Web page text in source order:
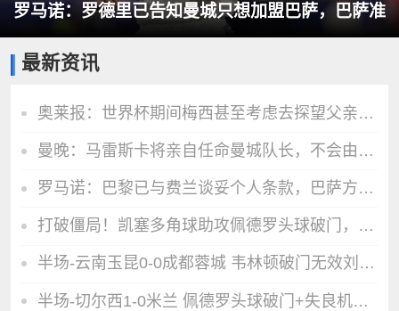
罗马诺：罗德里已告知曼城只想加盟巴萨，巴萨准
最新资讯
奥莱报：世界杯期间梅西甚至考虑去探望父亲 豪尔赫病情始终危重
曼晚：马雷斯卡将亲自任命曼城队长，不会由球员投票选出
罗马诺：巴黎已与费兰谈妥个人条款，巴萨方面不会强行留人
打破僵局！凯塞多角球助攻佩德罗头球破门，切尔西1-0领先米兰
半场-云南玉昆0-0成都蓉城 韦林顿破门无效刘殿座屡献精彩扑救
半场-切尔西1-0米兰 佩德罗头球破门+失良机凯塞多助攻米兰0射正